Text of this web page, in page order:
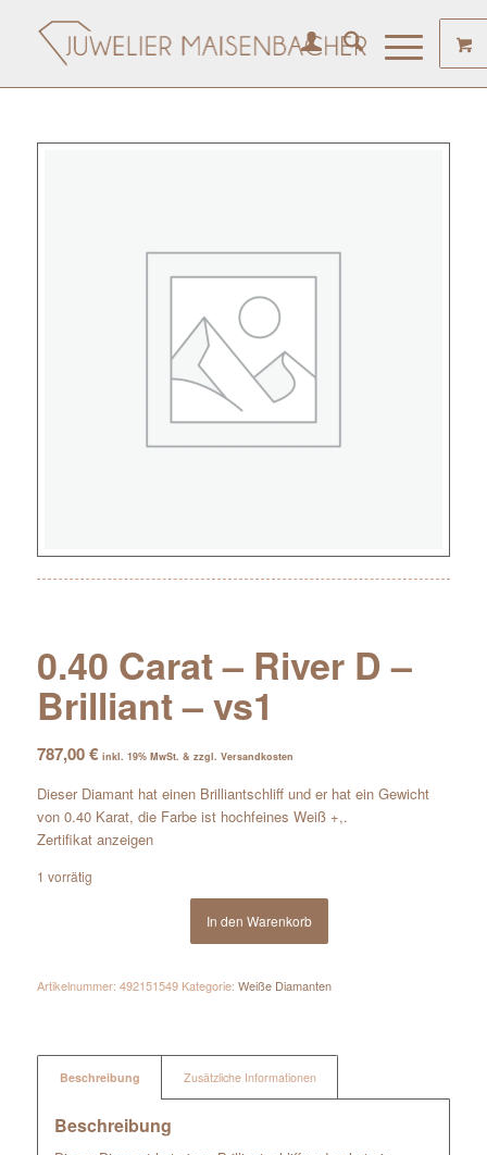
0.40 Carat – River D –
Brilliant – vs1
787,00€ inkl. 19% MwSt. & zzgl. Versandkosten
Dieser Diamant hat einen Brilliantschliff und er hat ein Gewicht
von 0.40 Karat, die Farbe ist hochfeines Weiß +,.
Zertifikat anzeigen
1 vorrätig
In den Warenkorb
Artikelnummer: 492151549 Kategorie: Weiße Diamanten
Beschreibung Zusätzliche Informationen
Beschreibung